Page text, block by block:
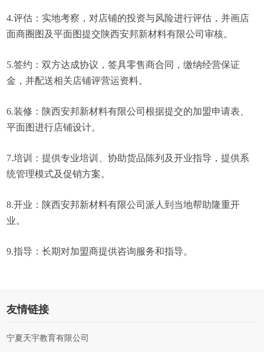
4.评估：实地考察，对店铺的投资与风险进行评估，并画店
面商圈图及平面图提交陕西安邦新材料有限公司审核。
5.签约：双方达成协议，签具零售商合同，缴纳经营保证
金，并配送相关店铺评营运资料。
6.装修：陕西安邦新材料有限公司根据提交的加盟申请表、
平面图进行店铺设计。
7.培训：提供专业培训、协助货品陈列及开业指导，提供系
统管理模式及促销方案。
8.开业：陕西安邦新材料有限公司派人到当地帮助隆重开
业。
9.指导：长期对加盟商提供咨询服务和指导。
友情链接
宁夏天宇教育有限公司